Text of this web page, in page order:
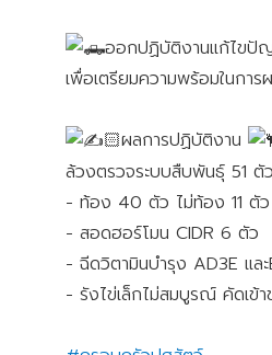
ออกปฏิบัติงานแก้ไขปัญ
เพื่อเตรียมความพร้อมในก
🏻ผลการปฏิบัติงาน
ล้วงตรวจระบบสืบพันธุ์ 51 ตัว
- ท้อง 40 ตัว ไม่ท้อง 11 ตัว
- สอดฮอร์โมน CIDR 6 ตัว
- ฉีดวิตามินบำรุง AD3E แล
- รังไข่เล็กไม่สมบูรณ์ คัดเข้า